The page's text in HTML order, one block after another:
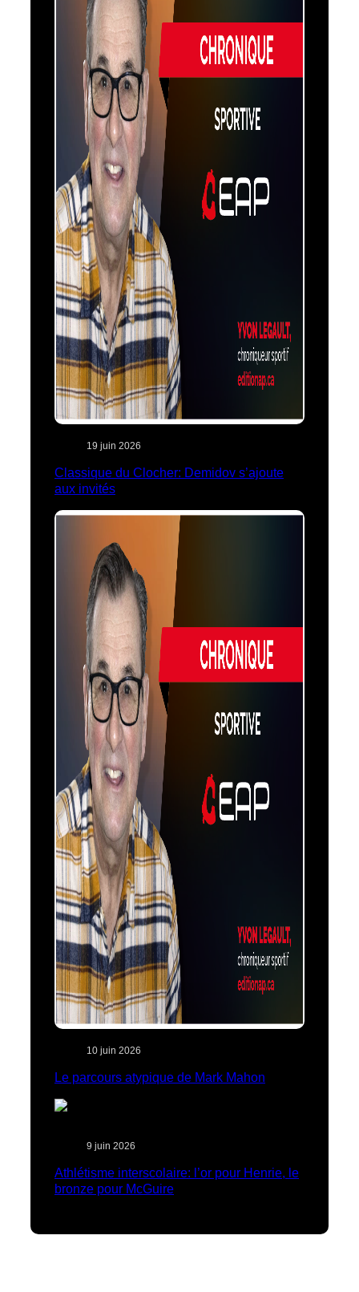
19 juin 2026
Classique du Clocher: Demidov s’ajoute
aux invités
10 juin 2026
Le parcours atypique de Mark Mahon
9 juin 2026
Athlétisme interscolaire: l’or pour Henrie, le
bronze pour McGuire